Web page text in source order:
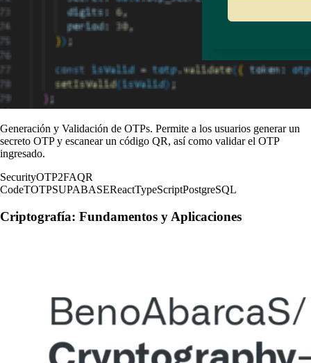
Generación y Validación de OTPs. Permite a los usuarios generar un
secreto OTP y escanear un código QR, así como validar el OTP
ingresado.
SecurityOTP2FAQR
CodeTOTPSUPABASEReactTypeScriptPostgreSQL
Criptografía: Fundamentos y Aplicaciones